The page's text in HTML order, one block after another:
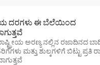
ದರಗಳು ಈ ಬೆಲೆಯಿಂದ
ಅರಣ್ಯ ನಲ್ಲಿನ ರಜಾದಿನದ
ಮತ್ತು ಶುಲ್ಕಗಳಿಗೆ ಬಿಟ್ಟು ಪ್ರತಿ